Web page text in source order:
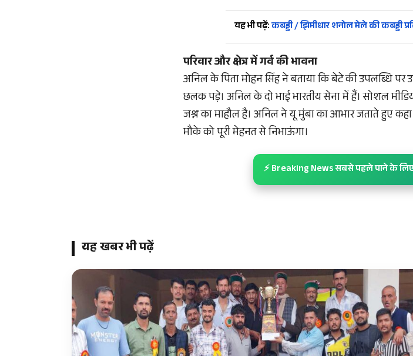
यह भी पढ़ें:कबड्डी / झिमीधार शनोल मेले की कबड्डी
परिवार और क्षेत्र में गर्व की भावना
अनिल के पिता मोहन सिंह ने बताया कि बेटे की उपलब्धि
छलक पड़े। अनिल के दो भाई भारतीय सेना में हैं। सोशल
जश्न का माहौल है। अनिल ने यू मुंबा का आभार जताते हुए
मौके को पूरी मेहनत से निभाऊंगा।
⚡ Breaking News सबसे पहले पाने के
यह खबर भी पढ़ें